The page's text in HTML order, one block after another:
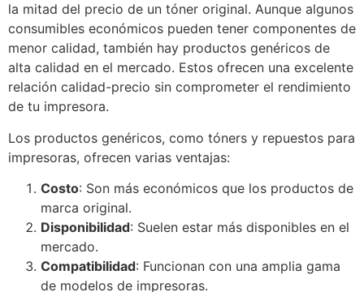
la mitad del precio de un tóner original. Aunque algunos
consumibles económicos pueden tener componentes de
menor calidad, también hay productos genéricos de
alta calidad en el mercado. Estos ofrecen una excelente
relación calidad-precio sin comprometer el rendimiento
de tu impresora.
Los productos genéricos, como tóners y repuestos para
impresoras, ofrecen varias ventajas:
Costo: Son más económicos que los productos de
marca original.
Disponibilidad: Suelen estar más disponibles en el
mercado.
Compatibilidad: Funcionan con una amplia gama
de modelos de impresoras.